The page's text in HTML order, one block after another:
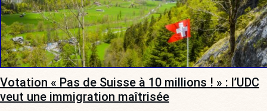
Votation « Pas de Suisse à 10 millions ! » : l’UDC
veut une immigration maîtrisée